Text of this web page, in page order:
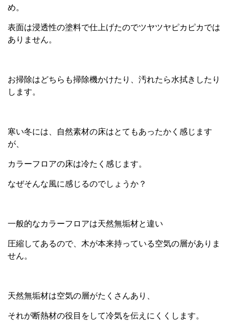
め。
表面は浸透性の塗料で仕上げたのでツヤツヤピカピカでは
ありません。
お掃除はどちらも掃除機かけたり、 汚れたら水拭きしたり
します。
寒い冬には、自然素材の床はとてもあったかく感じます
が、
カラーフロアの床は冷たく感じます。
なぜそんな風に感じるのでしょうか？
一般的なカラーフロアは天然無垢材と違い
圧縮してあるので、木が本来持っている空気の層がありま
せん。
天然無垢材は空気の層がたくさんあり、
それが断熱材の役目をして冷気を伝えにくくします。